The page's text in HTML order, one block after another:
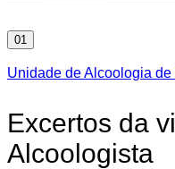
01
Unidade de Alcoologia
Excertos da
Alcoologista